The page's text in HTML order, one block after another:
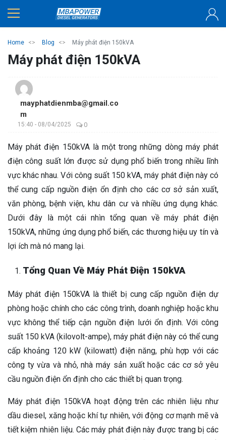
Home Blog Máy phát điện 150kVA
Máy phát điện 150kVA
mayphatdienmba@gmail.co
m
15:40 - 08/04/2025 0
Máy phát điện 150kVA là một trong những dòng máy phát
điện công suất lớn được sử dụng phổ biến trong nhiều lĩnh
vực khác nhau. Với công suất 150 kVA, máy phát điện này có
thể cung cấp nguồn điện ổn định cho các cơ sở sản xuất,
văn phòng, bệnh viện, khu dân cư và nhiều ứng dụng khác.
Dưới đây là một cái nhìn tổng quan về máy phát điện
150kVA, những ứng dụng phổ biến, các thương hiệu uy tín và
lợi ích mà nó mang lại.
Tổng Quan Về Máy Phát Điện 150kVA
Máy phát điện 150kVA là thiết bị cung cấp nguồn điện dự
phòng hoặc chính cho các công trình, doanh nghiệp hoặc khu
vực không thể tiếp cận nguồn điện lưới ổn định. Với công
suất 150 kVA (kilovolt-ampe), máy phát điện này có thể cung
cấp khoảng 120 kW (kilowatt) điện năng, phù hợp với các
công ty vừa và nhỏ, nhà máy sản xuất hoặc các cơ sở yêu
cầu nguồn điện ổn định cho các thiết bị quan trọng.
Máy phát điện 150kVA hoạt động trên các nhiên liệu như
dầu diesel, xăng hoặc khí tự nhiên, với động cơ mạnh mẽ và
tiết kiệm nhiên liệu. Các máy phát điện này được trang bị các